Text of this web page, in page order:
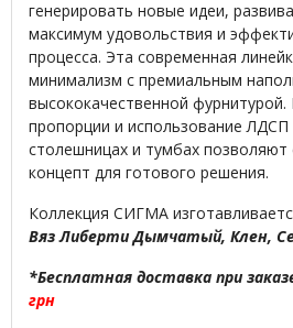
генерировать новые идеи,
максимум удовольствия и
процесса. Эта современная
минимализм с премиальным
высококачественной
пропорции и использование
столешницах и тумбах позволяют
концепт для готового решения.
Коллекция СИГМА
Вяз Либерти Дымчатый, Клен,
*Бесплатная доставка при
грн